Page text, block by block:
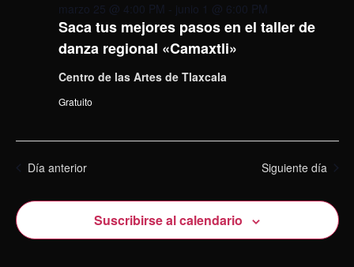
Saca tus mejores pasos en el taller de
danza regional «Camaxtli»
marzo 25 @ 4:00 PM - junio 1 @ 6:00 PM
Centro de las Artes de Tlaxcala
Gratuito
Día anterior Siguiente día
Suscribirse al calendario